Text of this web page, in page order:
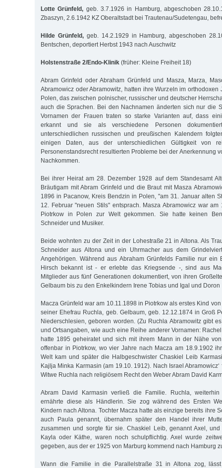
Lotte Grünfeld, geb. 3.7.1926 in Hamburg, abgeschoben
Zbaszyn, 2.6.1942 KZ Oberaltstadt bei Trautenau/Sudetengau,
Hilde Grünfeld,geb. 14.2.1929 in Hamburg, abgeschoben
Bentschen, deportiert Herbst 1943 nach Auschwitz
Holstenstraße 2/Endo-Klinik (früher: Kleine Freiheit 18)
Abram Grinfeld oder Abraham Grünfeld und Masza, Marza,
Abramowicz oder Abramowitz, hatten ihre Wurzeln im orthodoxen
Polen, das zwischen polnischer, russischer und deutscher
auch die Sprachen. Bei den Nachnamen änderten sich nur die
Vornamen der Frauen traten so starke Varianten auf, dass
erkannt und sie als verschiedene Personen
unterschiedlichen russischen und preußischen Kalendern
einigen Daten, aus der unterschiedlichen Gültigkeit von
Personenstandsrecht resultierten Probleme bei der Anerkennung
Nachkommen.
Bei ihrer Heirat am 28. Dezember 1928 auf dem Standesamt
Bräutigam mit Abram Grinfeld und die Braut mit Masza
1896 in Pacanow, Kreis Bendzin in Polen, "am 31. Januar alten
12. Februar "neuen Stils" entsprach. Masza Abramowicz war
Piotrkow in Polen zur Welt gekommen. Sie hatte keinen
Schneider und Musiker.
Beide wohnten zu der Zeit in der Lohestraße 21 in Altona. Als
Schneider aus Altona und ein Uhrmacher aus dem
Angehörigen. Während aus Abraham Grünfelds Familie nur ein
Hirsch bekannt ist - er erlebte das Kriegsende -, sind aus
Mitglieder aus fünf Generationen dokumentiert, von ihren
Gelbaum bis zu den Enkelkindern Irene Tobias und Igal und Doron
Macza Grünfeld war am 10.11.1898 in Piotrkow als erstes Kind
seiner Ehefrau Ruchla, geb. Gelbaum, geb. 12.12.1874 in Groß
Niederschlesien, geboren worden. (Zu Ruchla Abramowitz gibt
und Ortsangaben, wie auch eine Reihe anderer Vornamen:
hatte 1895 geheiratet und sich mit ihrem Mann in der Nähe
offenbar in Piotrkow, wo vier Jahre nach Macza am 18.9.1902
Welt kam und später die Halbgeschwister Chaskiel Leib
Kajlja Minka Karmasin (am 19.10. 1912). Nach Israel
Witwe Ruchla nach religiösem Recht den Weber Abram David
Abram David Karmasin verließ die Familie. Ruchla, weiterhin
ernährte diese als Händlerin. Sie zog während des Ersten
Kindern nach Altona. Tochter Macza hatte als einzige bereits ihre
auch Paula genannt, übernahm später den Handel ihrer
zusammen und sorgte für sie. Chaskiel Leib, genannt Axel,
Kayla oder Käthe, waren noch schulpflichtig. Axel wurde
gegeben, aus der er 1925 von Marburg kommend nach Hamburg
Wann die Familie in die Parallelstraße 31 in Altona zog,